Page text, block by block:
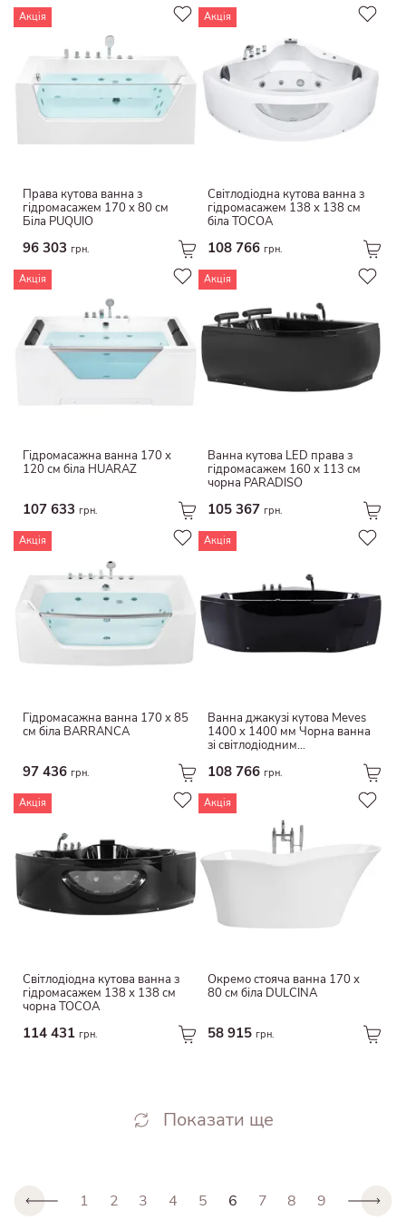
Паперовий шнурок
Дамаск
Меламінова фольга
Акція
Права кутова ванна з
гідромасажем 170 x 80 см
Біла PUQUIO
96 303 грн.
Акція
Світлодіодна кутова ванна з
гідромасажем 138 х 138 см
біла TOCOA
108 766 грн.
Акція
Гідромасажна ванна 170 х
120 см біла HUARAZ
107 633 грн.
Акція
Ванна кутова LED права з
гідромасажем 160 х 113 см
чорна PARADISO
105 367 грн.
Акція
Гідромасажна ванна 170 x 85
см біла BARRANCA
97 436 грн.
Акція
Ванна джакузі кутова Meves
1400 x 1400 мм Чорна ванна
зі світлодіодним
джакузі з підсвічуванням
108 766 грн.
Акція
Світлодіодна кутова ванна з
гідромасажем 138 х 138 см
чорна TOCOA
114 431 грн.
Акція
Окремо стояча ванна 170 х
80 см біла DULCINA
58 915 грн.
Показати ще
1 2 3 4 5 6 7 8 9